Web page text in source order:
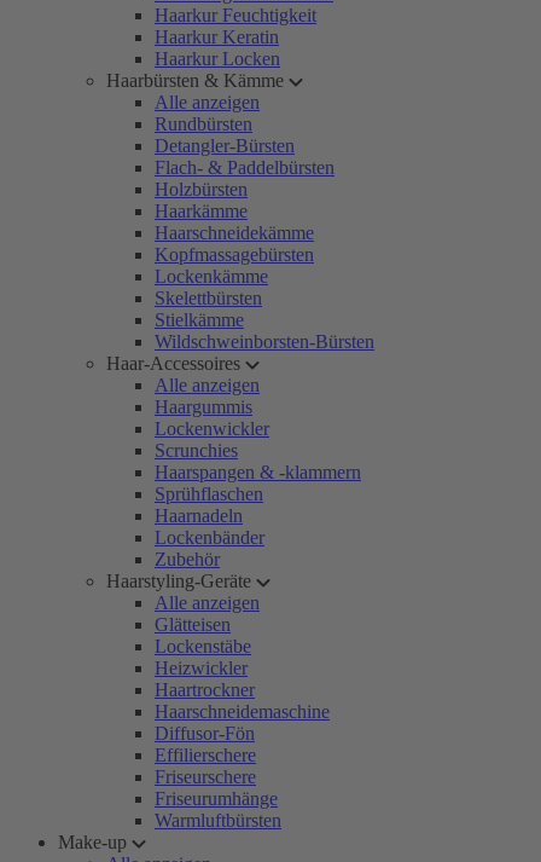
Haarkur Feuchtigkeit
Haarkur Keratin
Haarkur Locken
Haarbürsten & Kämme
Alle anzeigen
Rundbürsten
Detangler-Bürsten
Flach- & Paddelbürsten
Holzbürsten
Haarkämme
Haarschneidekämme
Kopfmassagebürsten
Lockenkämme
Skelettbürsten
Stielkämme
Wildschweinborsten-Bürsten
Haar-Accessoires
Alle anzeigen
Haargummis
Lockenwickler
Scrunchies
Haarspangen & -klammern
Sprühflaschen
Haarnadeln
Lockenbänder
Zubehör
Haarstyling-Geräte
Alle anzeigen
Glätteisen
Lockenstäbe
Heizwickler
Haartrockner
Haarschneidemaschine
Diffusor-Fön
Effilierschere
Friseurschere
Friseurumhänge
Warmluftbürsten
Make-up